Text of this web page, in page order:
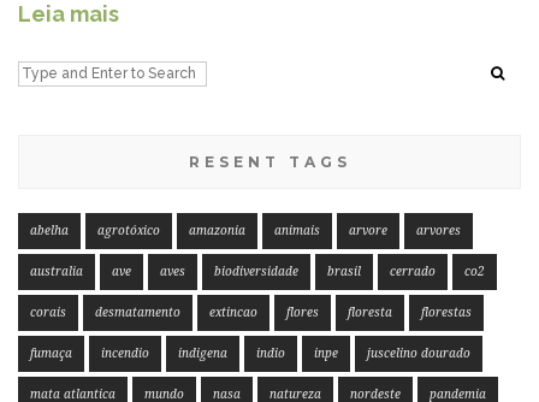
Leia mais
RESENT TAGS
abelha agrotóxico amazonia animais arvore arvores
australia ave aves biodiversidade brasil cerrado co2
corais desmatamento extincao flores floresta florestas
fumaça incendio indigena indio inpe juscelino dourado
mata atlantica mundo nasa natureza nordeste pandemia